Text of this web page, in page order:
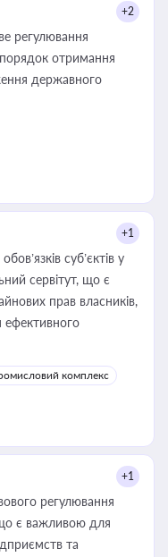
+2
регулювання
порядок отримання
державного
+1
суб’єктів у
сервітут, що є
прав власників,
ефективного
комплекс
+1
регулювання
є важливою для
та